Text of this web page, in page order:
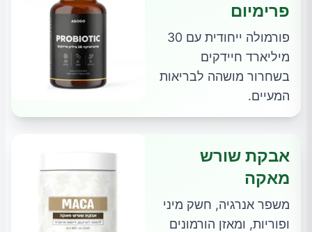
פרימיום
פורמולה ייחודית עם 30
מיליארד חיידקים
בשחרור מושהה לבריאות
המעיים.
אבקת שורש
מאקה
משפר אנרגיה, חשק מיני
ופוריות, ומאזן הורמונים